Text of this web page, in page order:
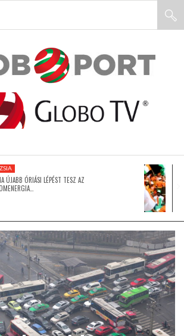
ÚJABB ÓRIÁSI LÉPÉST TESZ AZ